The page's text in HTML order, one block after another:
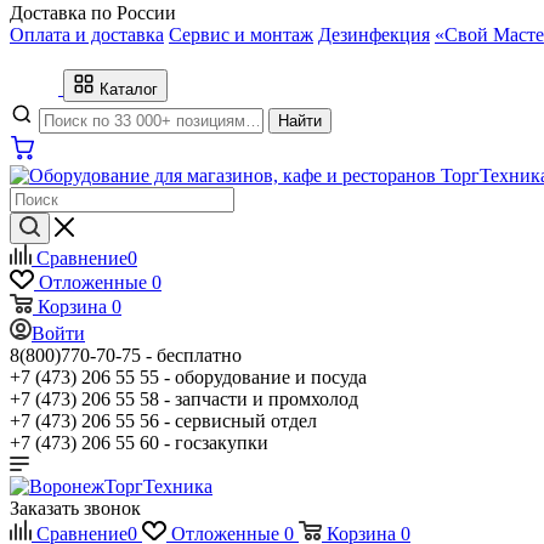
Доставка по России
Оплата и доставка Сервис и монтаж Дезинфекция «Свой
Каталог
Найти
Сравнение0
Отложенные 0
Корзина 0
Войти
8(800)770-70-75 - бесплатно
+7 (473) 206 55 55 - оборудование и посуда
+7 (473) 206 55 58 - запчасти и промхолод
+7 (473) 206 55 56 - сервисный отдел
+7 (473) 206 55 60 - госзакупки
Заказать звонок
Сравнение0 Отложенные 0 Корзина 0